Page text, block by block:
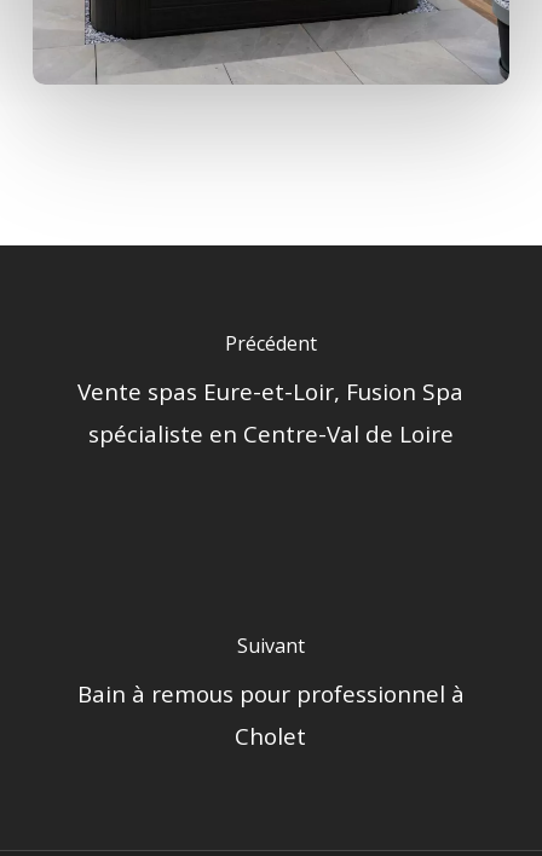
Précédent
Vente spas Eure-et-Loir, Fusion Spa
spécialiste en Centre-Val de Loire
Suivant
Bain à remous pour professionnel à
Cholet